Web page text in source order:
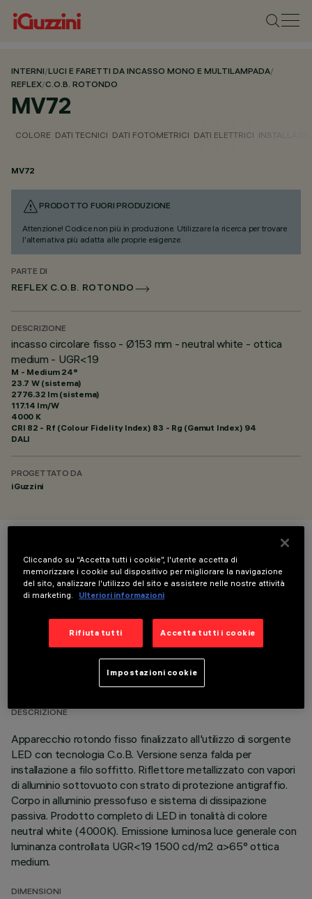
INTERNI/LUCI E FARETTI DA INCASSO MONO E MULTILAMPADA/
REFLEX/C.O.B. ROTONDO
MV72
COLORE DATI TECNICI DATI FOTOMETRICI DATI ELETTRICI
MV72
PRODOTTO FUORI PRODUZIONE
Attenzione! Codice non più in produzione. Utilizzare la ricerca per trovare
l'alternativa più adatta alle proprie esigenze.
PARTE DI
REFLEX C.O.B. ROTONDO
DESCRIZIONE
incasso circolare fisso - Ø153 mm - neutral white - ottica
medium - UGR<19
M - Medium 24°
23.7 W (sistema)
2776.32 lm (sistema)
117.14 lm/W
4000 K
CRI 82 - Rf (Colour Fidelity Index) 83 - Rg (Gamut Index) 94
DALI
PROGETTATO DA
iGuzzini
COLORE
DATI TECNICI
ULTIMO AGGIORNAMENTO: 01/08/2026
DESCRIZIONE
Apparecchio rotondo fisso finalizzato all'utilizzo di sorgente
LED con tecnologia C.o.B. Versione senza falda per
installazione a filo soffitto. Riflettore metallizzato con vapori
di alluminio sottovuoto con strato di protezione antigraffio.
Corpo in alluminio pressofuso e sistema di dissipazione
passiva. Prodotto completo di LED in tonalità di colore
neutral white (4000K). Emissione luminosa luce generale con
luminanza controllata UGR<19 1500 cd/m2 α>65° ottica
medium.
DIMENSIONI
Cliccando su “Accetta tutti i cookie”, l'utente accetta di
memorizzare i cookie sul dispositivo per migliorare la navigazione
del sito, analizzare l'utilizzo del sito e assistere nelle nostre attività
di marketing.
Ulteriori informazioni
Rifiuta tutti Accetta tutti i cookie
Impostazioni cookie